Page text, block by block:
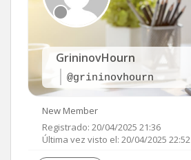
GrininovHourn
@grininovhourn
New Member
Registrado: 20/04/2025 21:36
Última vez visto el: 20/04/2025 22:52